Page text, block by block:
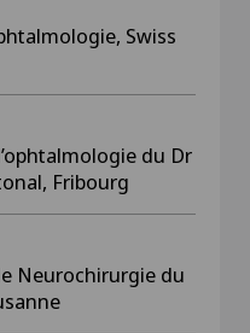
Swiss
du Dr
Fribourg
Neurochirurgie du